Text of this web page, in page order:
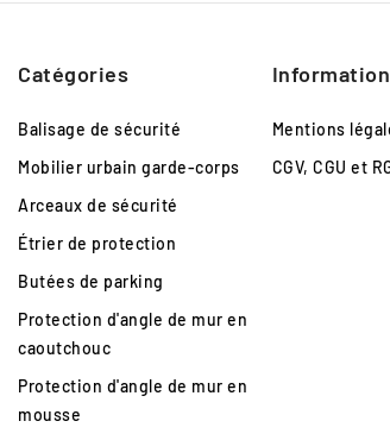
Catégories
Balisage de sécurité
Mobilier urbain garde-corps
Arceaux de sécurité
Étrier de protection
Butées de parking
Protection d'angle de mur en
caoutchouc
Protection d'angle de mur en
mousse
Mentions
CGV, CGU et